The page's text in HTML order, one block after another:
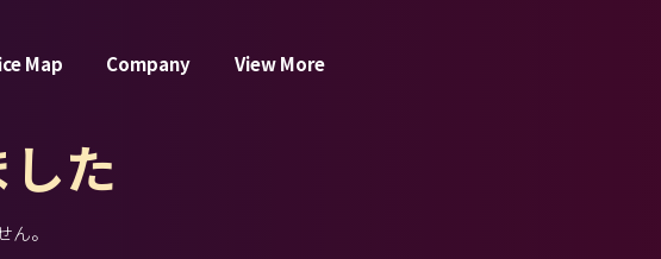
Map Company View More
た
。